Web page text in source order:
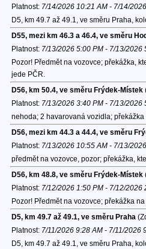
Platnost: 7/14/2026 10:21 AM - 7/14/
D5, km 49.7 až 49.1, ve směru Praha,
D55, mezi km 46.3 a 46.4, ve směru
Platnost: 7/13/2026 5:00 PM - 7/13/2026
Pozor! Předmět na vozovce; překážka,
jede PČR.
D56, km 50.4, ve směru Frýdek-Místek
Platnost: 7/13/2026 3:40 PM - 7/13/2026
nehoda; 2 havarovaná vozidla;
D56, mezi km 44.3 a 44.4, ve směru
Platnost: 7/13/2026 10:55 AM - 7/13/
předmět na vozovce, pozor; překážka,
D56, km 48.8, ve směru Frýdek-Místek
Platnost: 7/12/2026 1:50 PM - 7/12/2026
Pozor! Předmět na vozovce; překážka
D5, km 49.7 až 49.1, ve směru Praha
Platnost: 7/11/2026 9:28 AM - 7/11/2026
D5, km 49.7 až 49.1, ve směru Praha,